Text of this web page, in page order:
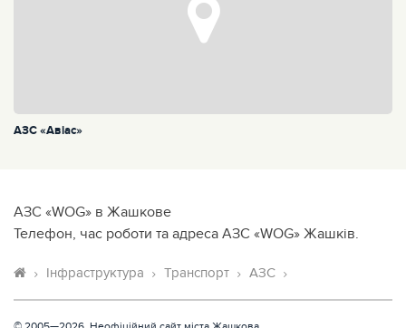
АЗС «Авiас»
АЗС «WOG» в Жашкове
Телефон, час роботи та адреса АЗС «WOG» Жашків.
Інфраструктура Транспорт АЗС